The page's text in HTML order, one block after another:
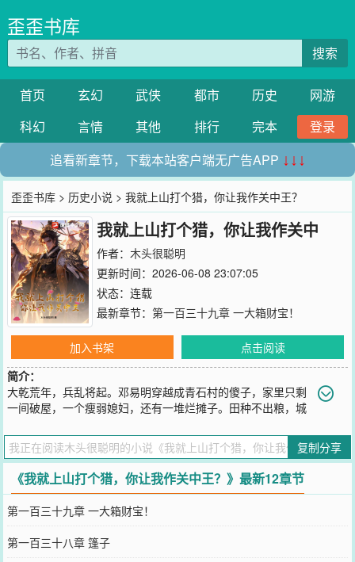
歪歪书库
搜索
首页 玄幻 武侠 都市 历史
网游
科幻
言情 其他 排行 完本
登录
追看新章节，下载本站客户端无广告APP ↓↓↓
歪歪书库 > 历史小说 > 我就上山打个猎，你让我作关中王？
我就上山打个猎，你让我作关中
王？
作者： 木头很聪明
更新时间：2026-06-08 23:07:05
状态：连载
最新章节： 第一百三十九章 一大箱财宝！
加入书架
点击阅读
简介：
大乾荒年，兵乱将起。邓易明穿越成青石村的傻子，家里只剩
一间破屋，一个瘦弱媳妇，还有一堆烂摊子。田种不出粮，城
是来自现代的技术狂人。改弓打猎、换粮积财、步步为营。别人饿
死，他活下；别人求生，他逆袭。从一村之地，到一县之势，再成一
州之主，最后逐鹿中原！当乱世真正降临时，他早已不再是那个任人
欺负的邓家大郎。
您要是觉得《
我就上山打个猎，你让我作关中王？
要忘记向您QQ群和微博微信里的朋友推荐哦！
复制分享
《我就上山打个猎，你让我作关中王？》最新12章节
第一百三十九章 一大箱财宝！
第一百三十八章 篷子